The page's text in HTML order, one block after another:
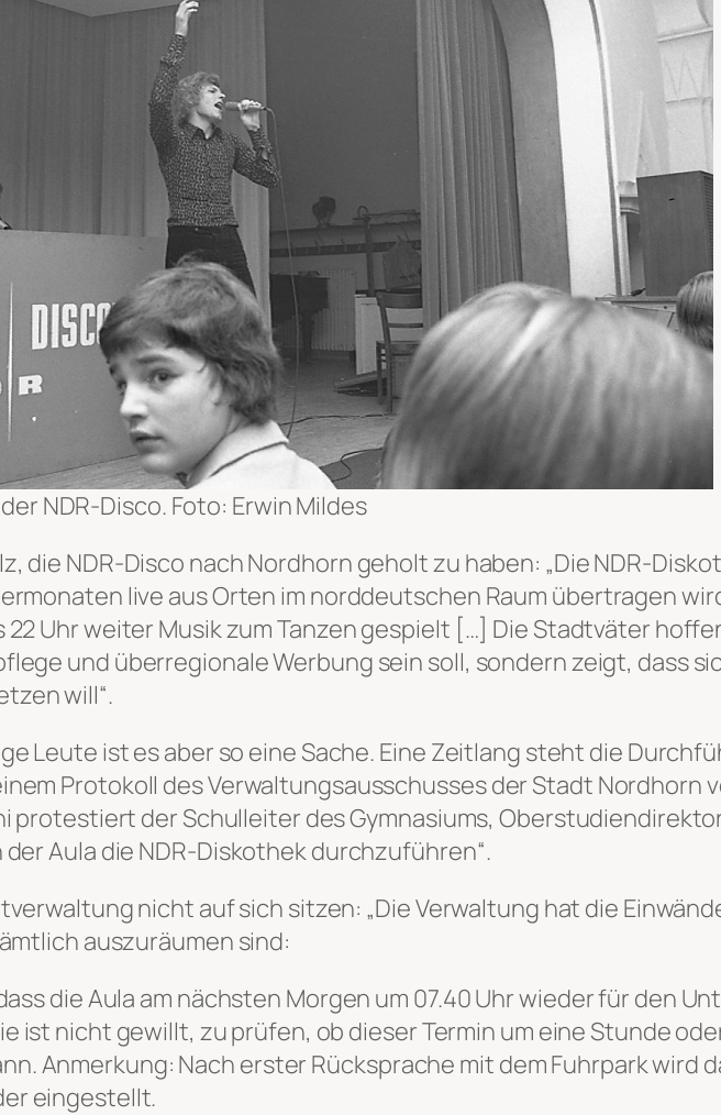
NDR-Disco. Foto: Erwin Mildes
die NDR-Disco nach Nordhorn geholt zu haben: „Die NDR-
live aus Orten im norddeutschen Raum übertragen
22 Uhr weiter Musik zum Tanzen gespielt […] Die Stadtväter
und überregionale Werbung sein soll, sondern zeigt, dass
will“.
Leute ist es aber so eine Sache. Eine Zeitlang steht die
Protokoll des Verwaltungsausschusses der Stadt Nordhorn
protestiert der Schulleiter des Gymnasiums,
Aula die NDR-Diskothek durchzuführen“.
nicht auf sich sitzen: „Die Verwaltung hat die
auszuräumen sind:
die Aula am nächsten Morgen um 07.40 Uhr wieder für den
ist nicht gewillt, zu prüfen, ob dieser Termin um eine Stunde
Anmerkung: Nach erster Rücksprache mit dem Fuhrpark wird
eingestellt.